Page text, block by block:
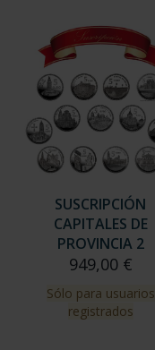
SUSCRIPCIÓN
CAPITALES DE
PROVINCIA 2
949,00 €
Sólo para usuarios
registrados